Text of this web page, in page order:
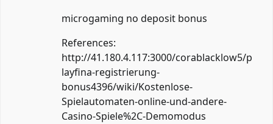
microgaming no deposit bonus
References:
http://41.180.4.117:3000/corablacklow5/p
layfina-registrierung-
bonus4396/wiki/Kostenlose-
Spielautomaten-online-und-andere-
Casino-Spiele%2C-Demomodus